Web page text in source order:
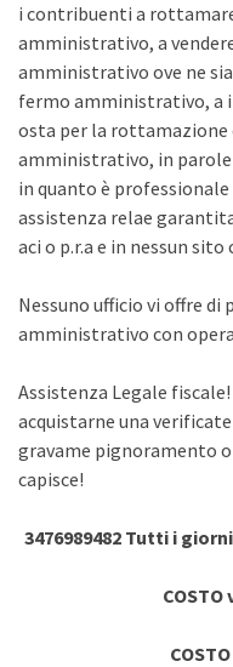
i contribuenti a
amministrativo, a
amministrativo ove ne
fermo amministrativo, a
osta per la rottamazione
amministrativo, in
in quanto è
assistenza relae
aci o p.r.a e in nessun
Nessuno ufficio vi offre di
amministrativo con
Assistenza Legale
acquistarne una
gravame pignoramento
capisce!
3476989482 Tutti i